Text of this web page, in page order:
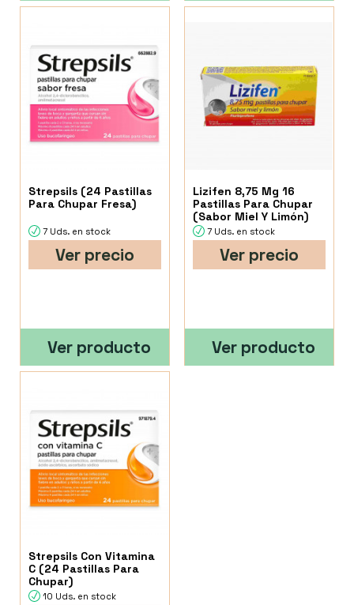
Strepsils (24 Pastillas
Para Chupar Fresa)
7 Uds. en stock
Ver precio
Ver producto
Lizifen 8,75 Mg 16
Pastillas Para Chupar
(Sabor Miel Y Limón)
7 Uds. en stock
Ver precio
Ver producto
Strepsils Con Vitamina
C (24 Pastillas Para
Chupar)
10 Uds. en stock